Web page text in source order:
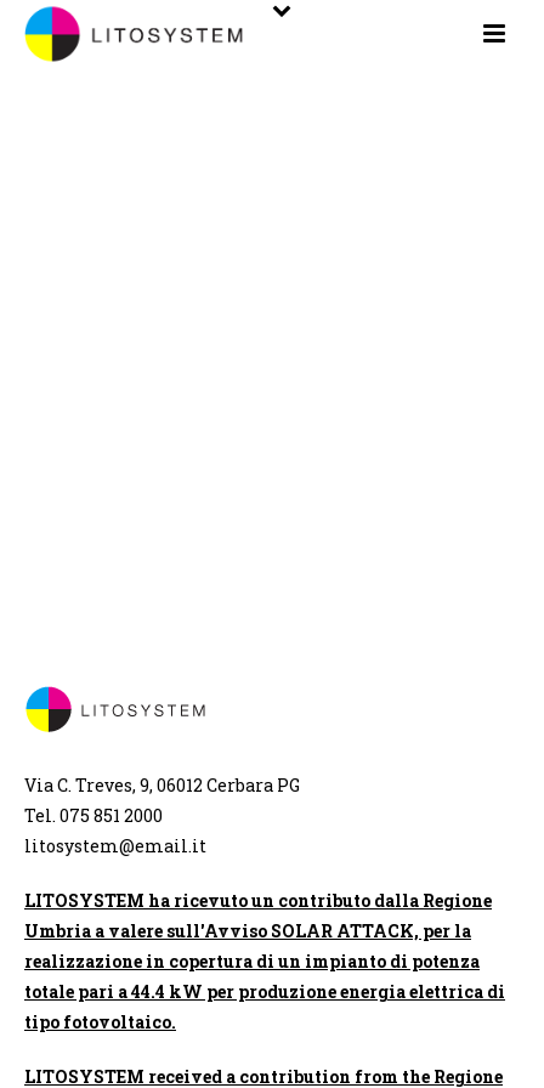
Via C. Treves, 9, 06012 Cerbara PG
Tel. 075 851 2000
litosystem@email.it
LITOSYSTEM ha ricevuto un contributo dalla Regione
Umbria a valere sull'Avviso SOLAR ATTACK, per la
realizzazione in copertura di un impianto di potenza
totale pari a 44.4 kW per produzione energia elettrica di
tipo fotovoltaico.
LITOSYSTEM received a contribution from the Regione